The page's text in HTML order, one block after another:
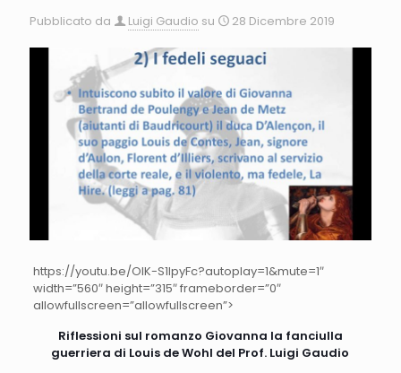
Pubblicato da Luigi Gaudio su 28 Dicembre 2019
https://youtu.be/OIK-S1IpyFc?autoplay=1&mute=1″
width=”560″ height=”315″ frameborder=”0″
allowfullscreen=”allowfullscreen”>
Riflessioni sul romanzo Giovanna la fanciulla
guerriera di Louis de Wohl del Prof. Luigi Gaudio